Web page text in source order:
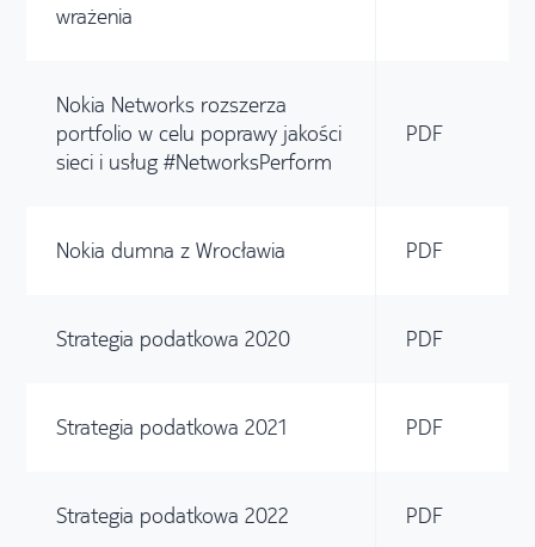
wrażenia
Nokia Networks rozszerza
portfolio w celu poprawy jakości
sieci i usług #NetworksPerform
PDF
Nokia dumna z Wrocławia PDF
Strategia podatkowa 2020 PDF
Strategia podatkowa 2021 PDF
Strategia podatkowa 2022 PDF